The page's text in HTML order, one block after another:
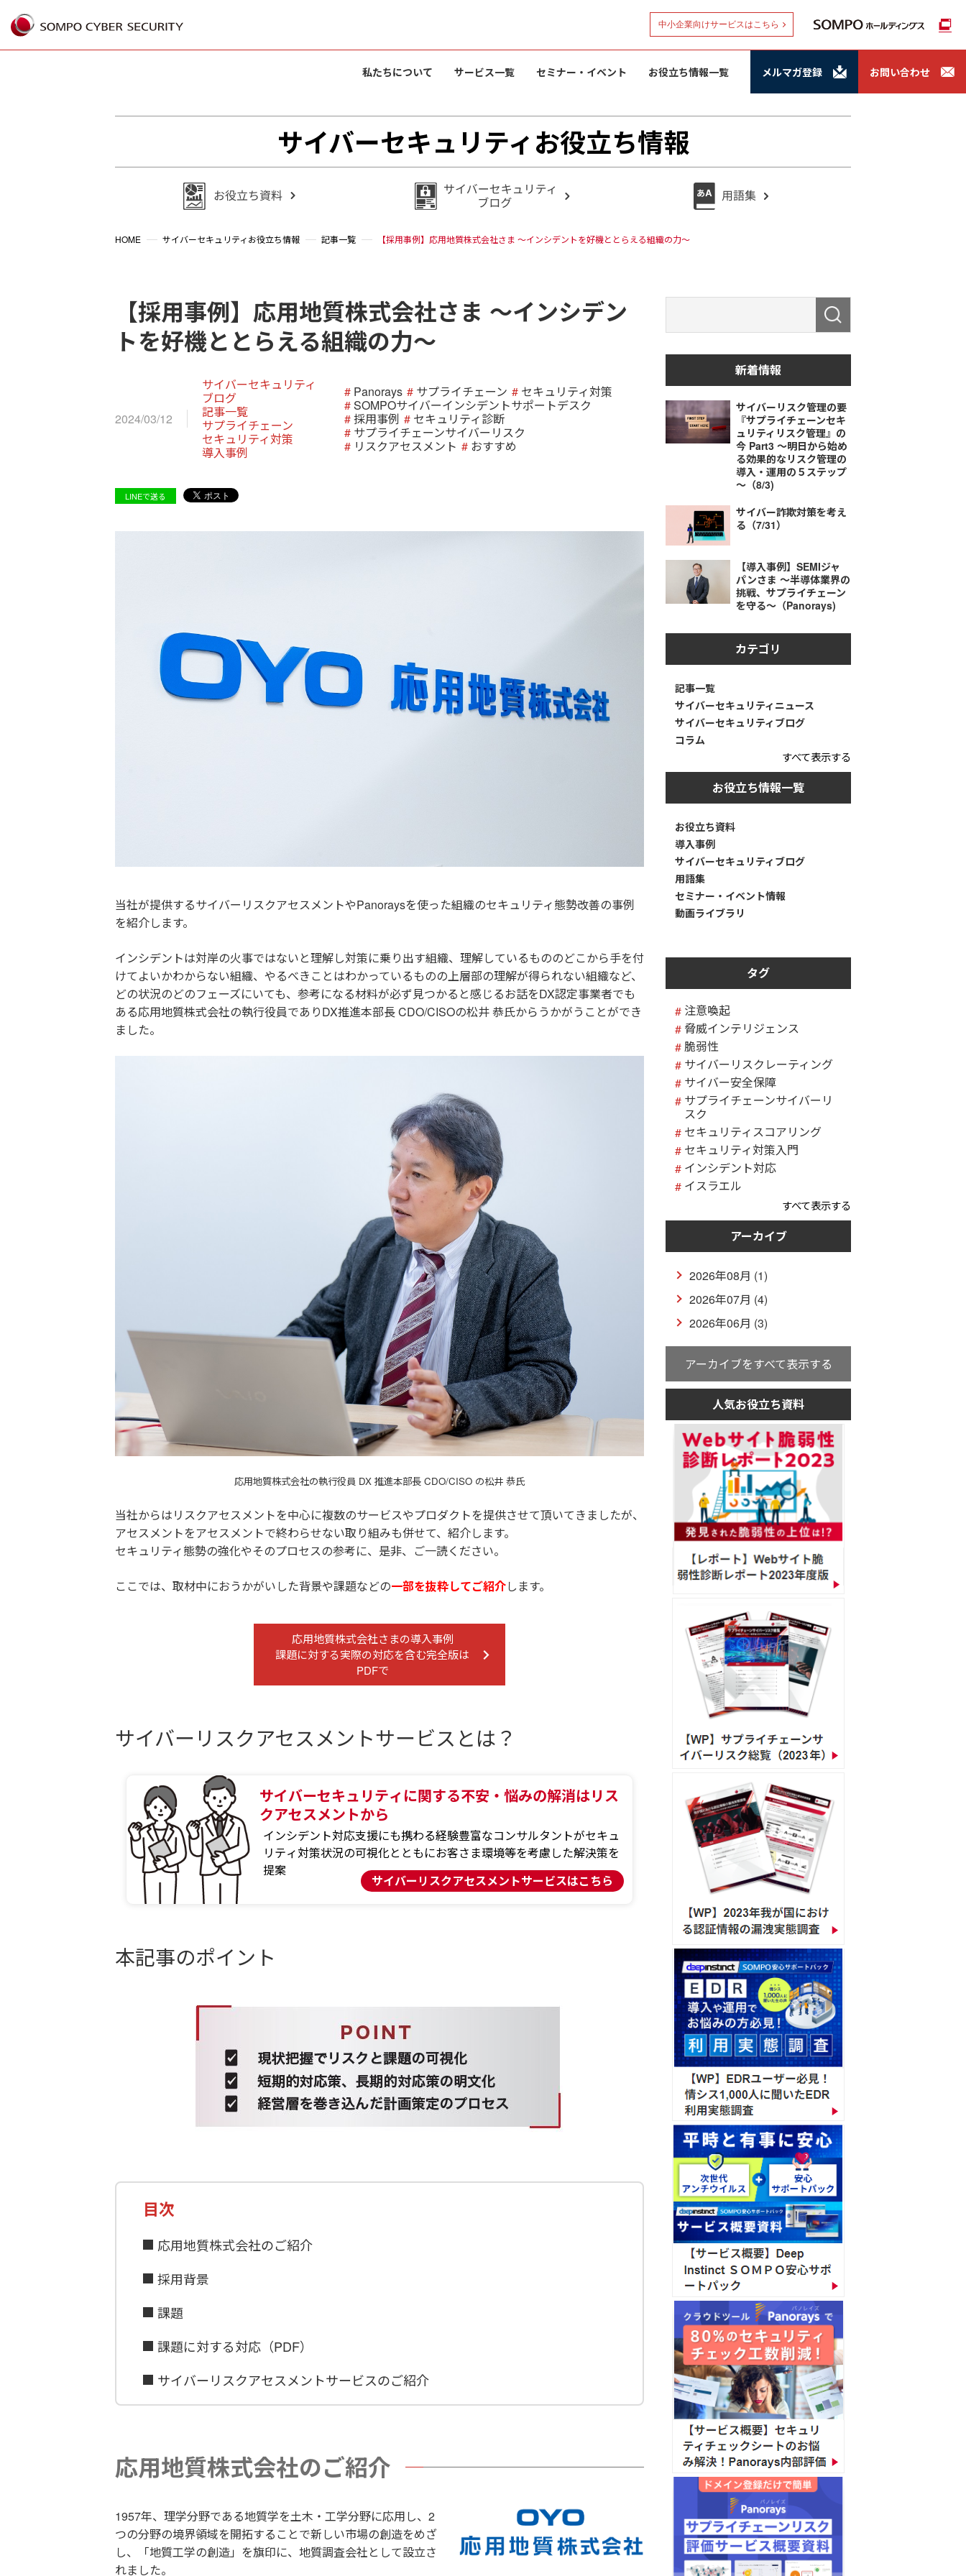
中小企業向けサービスはこちら
私たちについて サービス一覧 セミナー・イベント お役立ち情報一覧 メルマガ登録 お問い合わせ
サイバーセキュリティお役立ち情報
HOME サイバーセキュリティお役立ち情報 記事一覧 【採用事例】応用地質株式会社さま ～インシデントを好機ととらえる組織の力～
【採用事例】応用地質株式会社さま ～インシデン
トを好機ととらえる組織の力～
2024/03/12
サイバーセキュリティ
ブログ
記事一覧
サプライチェーン
セキュリティ対策
導入事例
Panorays サプライチェーン
セキュリティ対策
SOMPOサイバーインシデントサポートデスク
採用事例
セキュリティ診断
サプライチェーンサイバーリスク
リスクアセスメント
おすすめ
LINEで送る
当社が提供するサイバーリスクアセスメントやPanoraysを使った組織のセキュリティ態勢改善の事例
を紹介します。
インシデントは対岸の火事ではないと理解し対策に乗り出す組織、理解しているもののどこから手を付
けてよいかわからない組織、やるべきことはわかっているものの上層部の理解が得られない組織など、
どの状況のどのフェーズにいても、参考になる材料が必ず見つかると感じるお話をDX認定事業者でも
ある応用地質株式会社の執行役員でありDX推進本部長 CDO/CISOの松井 恭氏からうかがうことができ
ました。
応用地質株式会社の執行役員 DX 推進本部長 CDO/CISO の松井 恭氏
当社からはリスクアセスメントを中心に複数のサービスやプロダクトを提供させて頂いてきましたが、
アセスメントをアセスメントで終わらせない取り組みも併せて、紹介します。
セキュリティ態勢の強化やそのプロセスの参考に、是非、ご一読ください。
ここでは、取材中におうかがいした背景や課題などの一部を抜粋してご紹介します。
応用地質株式会社さまの導入事例
課題に対する実際の対応を含む完全版は
PDFで
サイバーリスクアセスメントサービスとは？
サイバーセキュリティに関する不安・悩みの解消はリス
クアセスメントから
インシデント対応支援にも携わる経験豊富なコンサルタントがセキュ
リティ対策状況の可視化とともにお客さま環境等を考慮した解決策を
提案
サイバーリスクアセスメントサービスはこちら
本記事のポイント
目次
応用地質株式会社のご紹介
採用背景
課題
課題に対する対応（PDF）
サイバーリスクアセスメントサービスのご紹介
応用地質株式会社のご紹介
1957年、理学分野である地質学を土木・工学分野に応用し、2
つの分野の境界領域を開拓することで新しい市場の創造をめざ
し、「地質工学の創造」を旗印に、地質調査会社として設立さ
れました。
新着情報
サイバーリスク管理の要
『サプライチェーンセキ
ュリティリスク管理』の
今 Part3 ～明日から始め
る効果的なリスク管理の
導入・運用の５ステップ
～（8/3)
サイバー詐欺対策を考え
る（7/31）
【導入事例】SEMIジャ
パンさま ～半導体業界の
挑戦、サプライチェーン
を守る～（Panorays)
カテゴリ
記事一覧
サイバーセキュリティニュース
サイバーセキュリティブログ
コラム
すべて表示する
お役立ち情報一覧
お役立ち資料
導入事例
サイバーセキュリティブログ
用語集
セミナー・イベント情報
動画ライブラリ
タグ
注意喚起
脅威インテリジェンス
脆弱性
サイバーリスクレーティング
サイバー安全保障
サプライチェーンサイバーリ
スク
セキュリティスコアリング
セキュリティ対策入門
インシデント対応
イスラエル
すべて表示する
アーカイブ
2026年08月 (1)
2026年07月 (4)
2026年06月 (3)
アーカイブをすべて表示する
人気お役立ち資料